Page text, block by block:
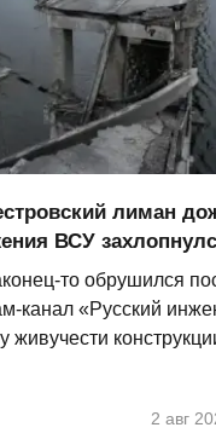
лиман
ВСУ
то обрушился
канал «Русский
живучести
2 авг